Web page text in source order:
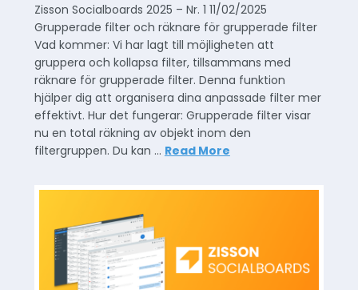
Zisson Socialboards 2025 – Nr. 1 11/02/2025
Grupperade filter och räknare för grupperade filter
Vad kommer: Vi har lagt till möjligheten att
gruppera och kollapsa filter, tillsammans med
räknare för grupperade filter. Denna funktion
hjälper dig att organisera dina anpassade filter mer
effektivt. Hur det fungerar: Grupperade filter visar
nu en total räkning av objekt inom den
filtergruppen. Du kan … Read More